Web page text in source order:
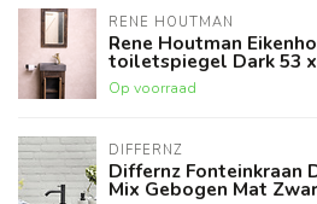
RENE HOUTMAN
Rene Houtman
toiletspiegel Dark 53
Op voorraad
DIFFERNZ
Differnz Fonteinkraan
Mix Gebogen Mat